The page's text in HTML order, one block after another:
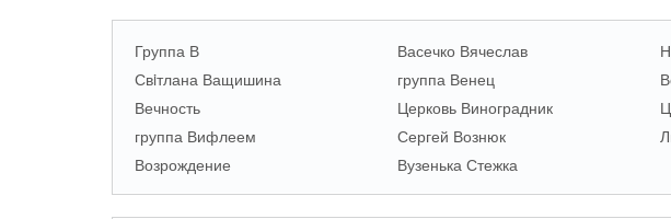
Группа В Васечко Вячеслав
Свiтлана Ващишина
группа Венец
Вечность
Церковь Виноградник
группа Вифлеем
Сергей Вознюк
Возрождение
Вузенька Стежка